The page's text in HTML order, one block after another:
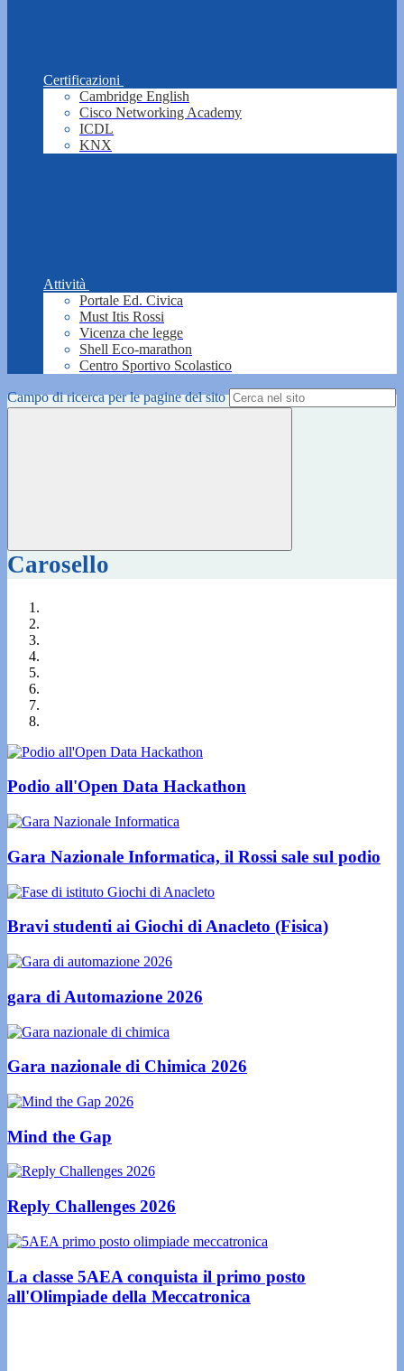
Certificazioni
Cambridge English
Cisco Networking Academy
ICDL
KNX
Attività
Portale Ed. Civica
Must Itis Rossi
Vicenza che legge
Shell Eco-marathon
Centro Sportivo Scolastico
Campo di ricerca per le pagine del sito
Carosello
Podio all'Open Data Hackathon
Gara Nazionale Informatica, il Rossi sale sul podio
Bravi studenti ai Giochi di Anacleto (Fisica)
gara di Automazione 2026
Gara nazionale di Chimica 2026
Mind the Gap
Reply Challenges 2026
La classe 5AEA conquista il primo posto
all'Olimpiade della Meccatronica